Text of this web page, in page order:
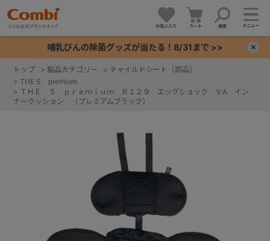
お気に入り カート 検索 メニュー
哺乳びんの除菌グッズが当たる！8/31まで >>
トップ > 製品カテゴリー > チャイルドシート（部品）
> THE S premium
> ＴＨＥ Ｓ ｐｒｅｍｉｕｍ Ｒ１２９ エッグショック ＶA イン
ナークッション （プレミアムブラック）